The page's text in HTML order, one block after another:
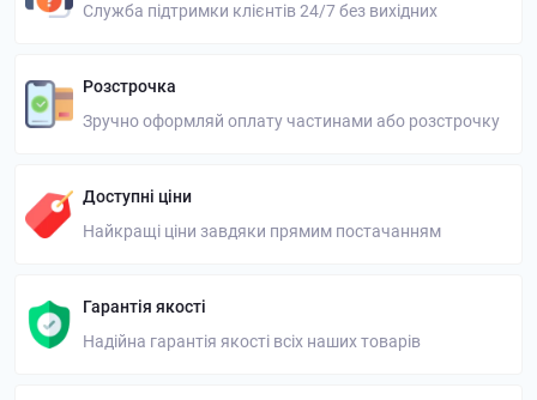
Служба підтримки клієнтів 24/7 без вихідних
Розстрочка
Зручно оформляй оплату частинами або розстрочку
Доступні ціни
Найкращі ціни завдяки прямим постачанням
Гарантія якості
Надійна гарантія якості всіх наших товарів